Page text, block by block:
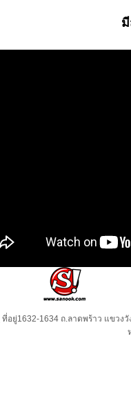
ที่อยู่1632-1634 ถ.ลาดพร้าว แขวง